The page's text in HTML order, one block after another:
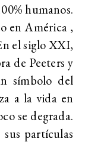
humanos.
en América ,
el siglo XXI,
de Peeters y
símbolo del
a la vida en
se degrada.
partículas